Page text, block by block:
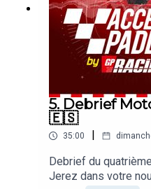
5. Debrief
🇪🇸
35:00 |
Debrief du
Jerez dans votre